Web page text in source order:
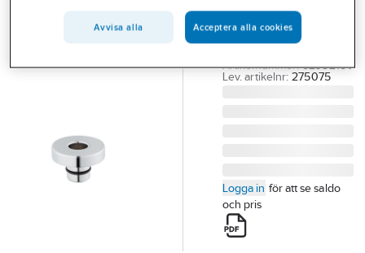
MA INXX II TÄCKRING
F.INBYGGN BOX,
KROM
Artikelnummer: 8295218V
Lev. artikelnr: 275075
Logga in för att se saldo
och pris
Avvisa alla Acceptera alla cookies